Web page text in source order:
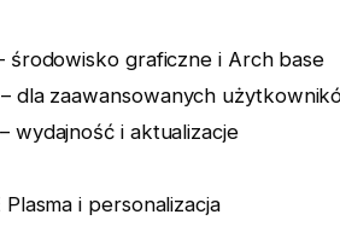
środowisko graficzne i Arch base
dla zaawansowanych
wydajność i aktualizacje
i personalizacja